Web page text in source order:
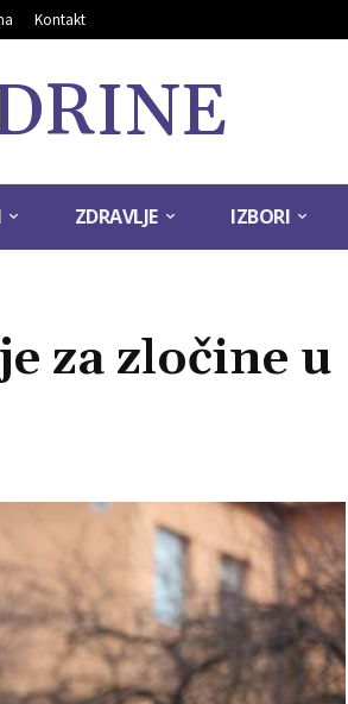
Kontakt
ZDRAVLJE IZBORI
za zločine u